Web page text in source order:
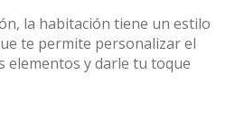
la habitación tiene un estilo
te permite personalizar el
elementos y darle tu toque